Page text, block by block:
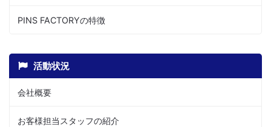
PINS FACTORYの特徴
活動状況
会社概要
お客様担当スタッフの紹介